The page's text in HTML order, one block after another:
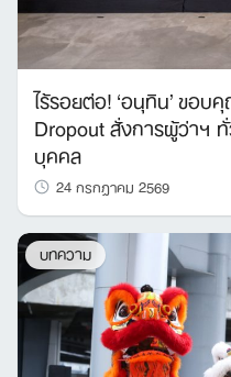
ไร้รอยต่อ! ‘อนุทิน’ ขอบ
Dropout สั่งการผู้ว่าฯ ทั่
บุคคล
24 กรกฎาคม 2569
บทความ